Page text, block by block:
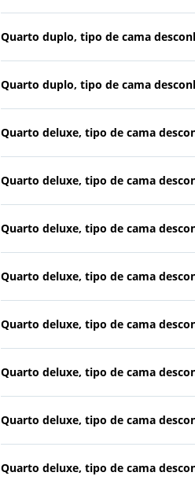
Quarto duplo, tipo de cama
Quarto duplo, tipo de cama
Quarto deluxe, tipo de cama
Quarto deluxe, tipo de cama
Quarto deluxe, tipo de cama
Quarto deluxe, tipo de cama
Quarto deluxe, tipo de cama
Quarto deluxe, tipo de cama
Quarto deluxe, tipo de cama
Quarto deluxe, tipo de cama